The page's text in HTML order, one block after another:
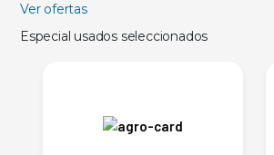
Ver ofertas
Especial usados seleccionados